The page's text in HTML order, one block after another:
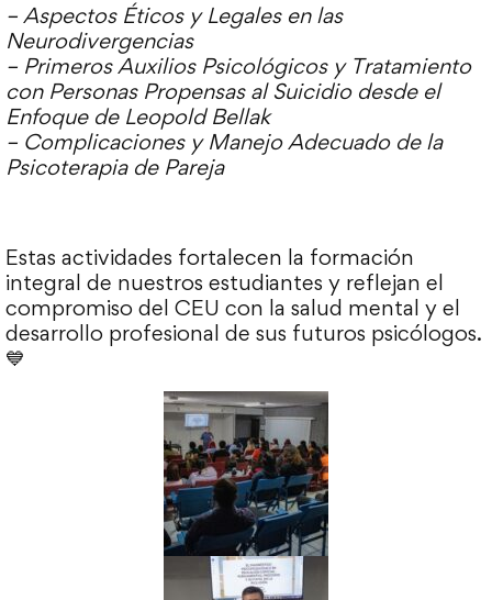
– Aspectos Éticos y Legales en las
Neurodivergencias
– Primeros Auxilios Psicológicos y Tratamiento
con Personas Propensas al Suicidio desde el
Enfoque de Leopold Bellak
– Complicaciones y Manejo Adecuado de la
Psicoterapia de Pareja
Estas actividades fortalecen la formación
integral de nuestros estudiantes y reflejan el
compromiso del CEU con la salud mental y el
desarrollo profesional de sus futuros psicólogos.
💙